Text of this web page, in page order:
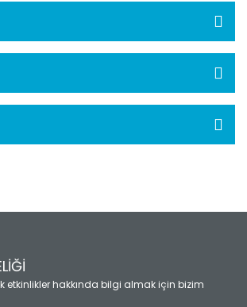
etkinlikler hakkında bilgi almak için bizim